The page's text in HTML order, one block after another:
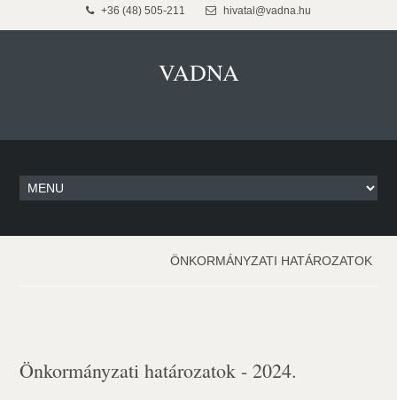
+36 (48) 505-211 hivatal@vadna.hu
VADNA
ÖNKORMÁNYZATI HATÁROZATOK
Önkormányzati határozatok - 2024.